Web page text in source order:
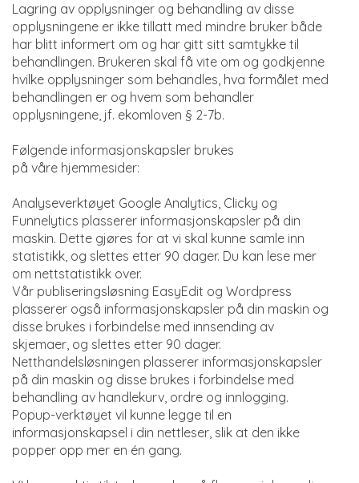
Lagring av opplysninger og behandling av disse
opplysningene er ikke tillatt med mindre bruker både
har blitt informert om og har gitt sitt samtykke til
behandlingen. Brukeren skal få vite om og godkjenne
hvilke opplysninger som behandles, hva formålet med
behandlingen er og hvem som behandler
opplysningene, jf. ekomloven § 2-7b.
Følgende informasjonskapsler brukes
på våre hjemmesider:
Analyseverktøyet Google Analytics, Clicky og
Funnelytics plasserer informasjonskapsler på din
maskin. Dette gjøres for at vi skal kunne samle inn
statistikk, og slettes etter 90 dager. Du kan lese mer
om nettstatistikk over.
Vår publiseringsløsning EasyEdit og Wordpress
plasserer også informasjonskapsler på din maskin og
disse brukes i forbindelse med innsending av
skjemaer, og slettes etter 90 dager.
Netthandelsløsningen plasserer informasjonskapsler
på din maskin og disse brukes i forbindelse med
behandling av handlekurv, ordre og innlogging.
Popup-verktøyet vil kunne legge til en
informasjonskapsel i din nettleser, slik at den ikke
popper opp mer en én gang.